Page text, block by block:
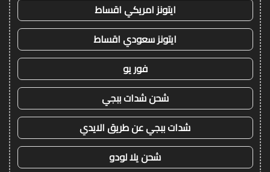
ايتونز امريكي اقساط
ايتونز سعودي اقساط
فور يو
شحن شدات ببجي
شدات ببجي عن طريق الايدي
شحن يلا لودو